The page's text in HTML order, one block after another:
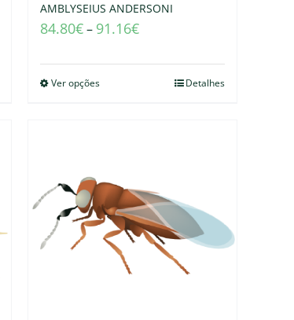
AMBLYSEIUS ANDERSONI
84.80€– 91.16€
Ver opções Detalhes